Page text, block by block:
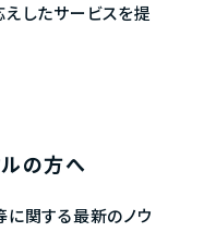
したサービスを提
の方へ
に関する最新のノウ